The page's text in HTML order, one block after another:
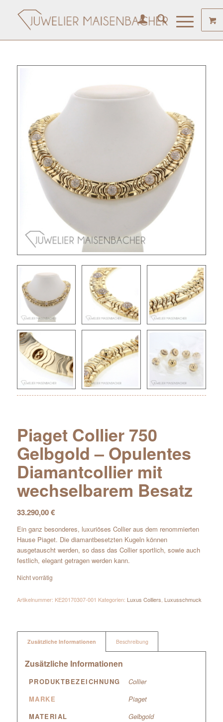
Piaget Collier 750
Gelbgold – Opulentes
Diamantcollier mit
wechselbarem Besatz
33.290,00€
Ein ganz besonderes, luxuriöses Collier aus dem renommierten
Hause Piaget. Die diamantbesetzten Kugeln können
ausgetauscht werden, so dass das Collier sportlich, sowie auch
festlich, elegant getragen werden kann.
Nicht vorrätig
Artikelnummer: KE20170307-001 Kategorien: Luxus Colliers, Luxusschmuck
Zusätzliche Informationen Beschreibung
Zusätzliche Informationen
PRODUKTBEZEICHNUNG
Collier
MARKE
Piaget
MATERIAL
Gelbgold